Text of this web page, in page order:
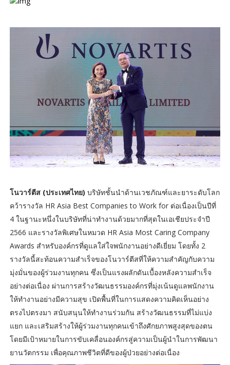
โนวาร์ตีส (ประเทศไทย) บริษัทชั้นนำด้านเวชภัณฑ์และยาระดับโลก
คว้ารางวัล HR Asia Best Companies to Work for ต่อเนื่องเป็นปีที่
4 ในฐานะหนึ่งในบริษัทที่น่าทำงานด้วยมากที่สุดในเอเชียประจำปี
2566 และรางวัลพิเศษในหมวด HR Asia Most Caring Company
Awards สำหรับองค์กรที่ดูแลใส่ใจพนักงานอย่างดีเยี่ยม โดยทั้ง 2
รางวัลนี้สะท้อนความสำเร็จของโนวาร์ตีสที่ให้ความสำคัญกับความ
มุ่งมั่นของผู้ร่วมงานทุกคน ซึ่งเป็นแรงผลักดันเบื้องหลังความสำเร็จ
อย่างต่อเนื่อง ผ่านการสร้างวัฒนธรรมองค์กรที่มุ่งเน้นดูแลพนักงาน
ให้ทำงานอย่างมีความสุข เปิดพื้นที่ในการแสดงความคิดเห็นอย่าง
ตรงไปตรงมา สนับสนุนให้ทำงานร่วมกัน สร้างวัฒนธรรมที่ไม่แบ่ง
แยก และเสริมสร้างให้ผู้ร่วมงานทุกคนเข้าถึงศักยภาพสูงสุดของตน
โดยมีเป้าหมายในการขับเคลื่อนองค์กรสู่ความเป็นผู้นำในการพัฒนา
ยานวัตกรรม เพื่อคุณภาพชีวิตที่ดีของผู้ป่วยอย่างต่อเนื่อง